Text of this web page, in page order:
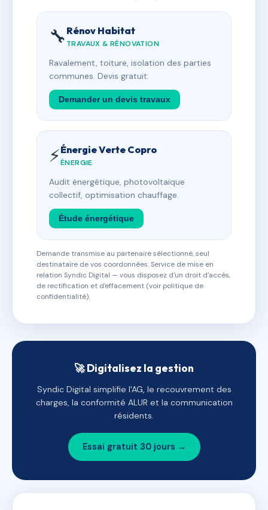
🔧 Rénov Habitat
TRAVAUX & RÉNOVATION
Ravalement, toiture, isolation des parties
communes. Devis gratuit.
Demander un devis travaux
⚡Énergie Verte Copro
ÉNERGIE
Audit énergétique, photovoltaïque
collectif, optimisation chauffage.
Étude énergétique
Demande transmise au partenaire sélectionné, seul
destinataire de vos coordonnées. Service de mise en
relation Syndic Digital — vous disposez d'un droit d'accès,
de rectification et d'effacement (voir politique de
confidentialité).
🚀 Digitalisez la gestion
Syndic Digital simplifie l'AG, le recouvrement des
charges, la conformité ALUR et la communication
résidents.
Essai gratuit 30 jours →